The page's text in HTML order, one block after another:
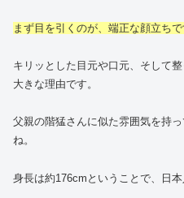
まず目を引くのが、端正な顔立ちで
キリッとした目元や口元、そして
大きな理由です。
父親の階猛さんに似た雰囲気を持
ね。
身長は約176cmということで、日